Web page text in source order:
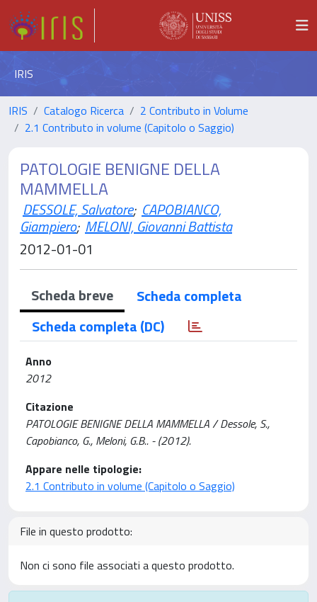
IRIS
IRIS Catalogo Ricerca
2 Contributo in Volume
2.1 Contributo in volume (Capitolo o Saggio)
PATOLOGIE BENIGNE DELLA
MAMMELLA
DESSOLE, Salvatore; CAPOBIANCO,
Giampiero; MELONI, Giovanni Battista
2012-01-01
Scheda breve
Scheda completa
Scheda completa (DC)
Anno
2012
Citazione
PATOLOGIE BENIGNE DELLA MAMMELLA / Dessole, S.,
Capobianco, G., Meloni, G.B.. - (2012).
Appare nelle tipologie:
2.1 Contributo in volume (Capitolo o Saggio)
File in questo prodotto:
Non ci sono file associati a questo prodotto.